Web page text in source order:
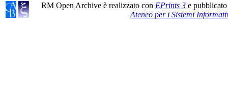
RM Open Archive è realizzato con EPrints 3 e
Ateneo per i Sistemi